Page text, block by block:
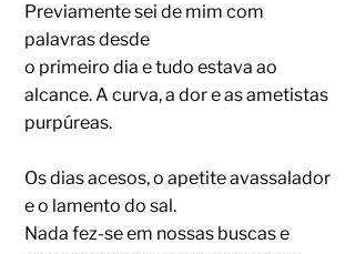
Previamente sei de mim com
palavras desde
o primeiro dia e tudo estava ao
alcance. A curva, a dor e as ametistas
purpúreas.
Os dias acesos, o apetite avassalador
e o lamento do sal.
Nada fez-se em nossas buscas e